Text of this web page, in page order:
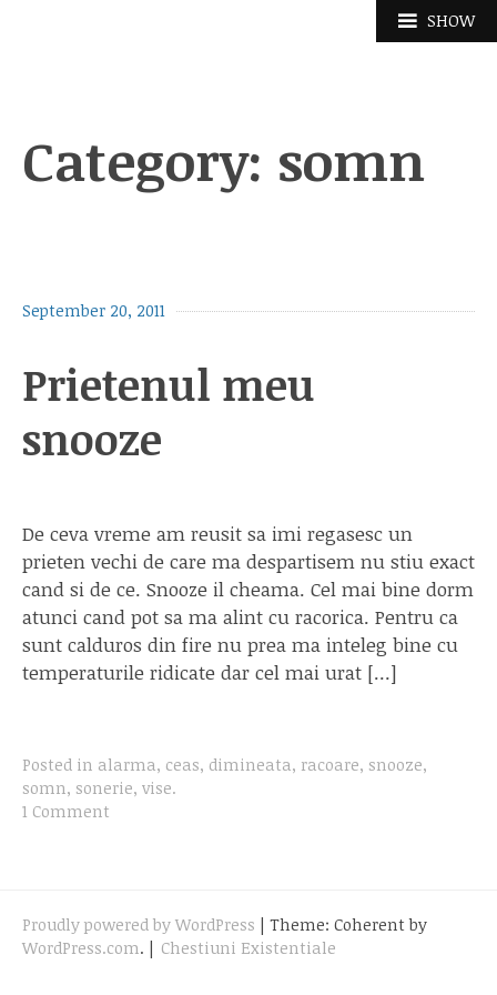
SHOW
Category: somn
September 20, 2011
Prietenul meu
snooze
De ceva vreme am reusit sa imi regasesc un
prieten vechi de care ma despartisem nu stiu exact
cand si de ce. Snooze il cheama. Cel mai bine dorm
atunci cand pot sa ma alint cu racorica. Pentru ca
sunt calduros din fire nu prea ma inteleg bine cu
temperaturile ridicate dar cel mai urat […]
Posted in alarma, ceas, dimineata, racoare, snooze,
somn, sonerie, vise.
1 Comment
Proudly powered by WordPress | Theme: Coherent by
WordPress.com. | Chestiuni Existentiale